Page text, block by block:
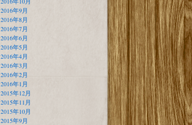
2016年9月
2016年8月
2016年7月
2016年6月
2016年5月
2016年4月
2016年3月
2016年2月
2016年1月
2015年12月
2015年11月
2015年10月
2015年9月